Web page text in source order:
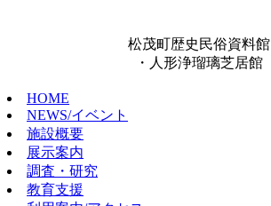
松茂町歴史民俗資料館
・人形浄瑠璃芝居館
HOME
NEWS/イベント
施設概要
展示案内
調査・研究
教育支援